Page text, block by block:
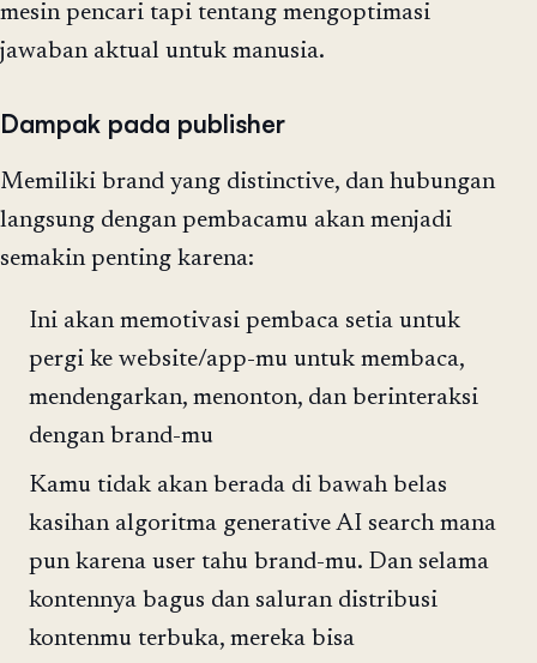
mesin pencari tapi tentang mengoptimasi
jawaban aktual untuk manusia.
Dampak pada publisher
Memiliki brand yang distinctive, dan hubungan
langsung dengan pembacamu akan menjadi
semakin penting karena:
Ini akan memotivasi pembaca setia untuk
pergi ke website/app-mu untuk membaca,
mendengarkan, menonton, dan berinteraksi
dengan brand-mu
Kamu tidak akan berada di bawah belas
kasihan algoritma generative AI search mana
pun karena user tahu brand-mu. Dan selama
kontennya bagus dan saluran distribusi
kontenmu terbuka, mereka bisa